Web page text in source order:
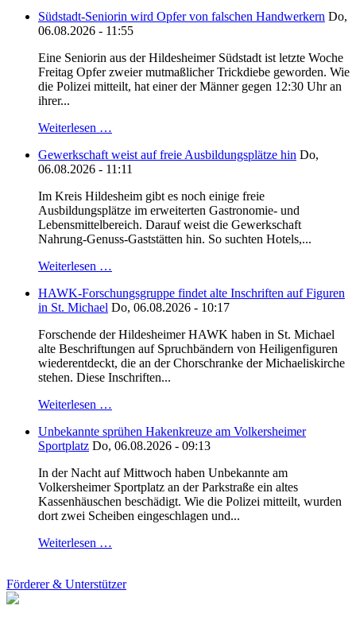
Südstadt-Seniorin wird Opfer von falschen Handwerkern Do,
06.08.2026 - 11:55
Eine Seniorin aus der Hildesheimer Südstadt ist letzte Woche
Freitag Opfer zweier mutmaßlicher Trickdiebe geworden. Wie
die Polizei mitteilt, hat einer der Männer gegen 12:30 Uhr an
ihrer...
Weiterlesen …
Gewerkschaft weist auf freie Ausbildungsplätze hin Do,
06.08.2026 - 11:11
Im Kreis Hildesheim gibt es noch einige freie
Ausbildungsplätze im erweiterten Gastronomie- und
Lebensmittelbereich. Darauf weist die Gewerkschaft
Nahrung-Genuss-Gaststätten hin. So suchten Hotels,...
Weiterlesen …
HAWK-Forschungsgruppe findet alte Inschriften auf Figuren
in St. Michael Do, 06.08.2026 - 10:17
Forschende der Hildesheimer HAWK haben in St. Michael
alte Beschriftungen auf Spruchbändern von Heiligenfiguren
wiederentdeckt, die an der Chorschranke der Michaeliskirche
stehen. Diese Inschriften...
Weiterlesen …
Unbekannte sprühen Hakenkreuze am Volkersheimer
Sportplatz Do, 06.08.2026 - 09:13
In der Nacht auf Mittwoch haben Unbekannte am
Volkersheimer Sportplatz an der Parkstraße ein altes
Kassenhäuschen beschädigt. Wie die Polizei mitteilt, wurden
dort zwei Scheiben eingeschlagen und...
Weiterlesen …
Förderer & Unterstützer